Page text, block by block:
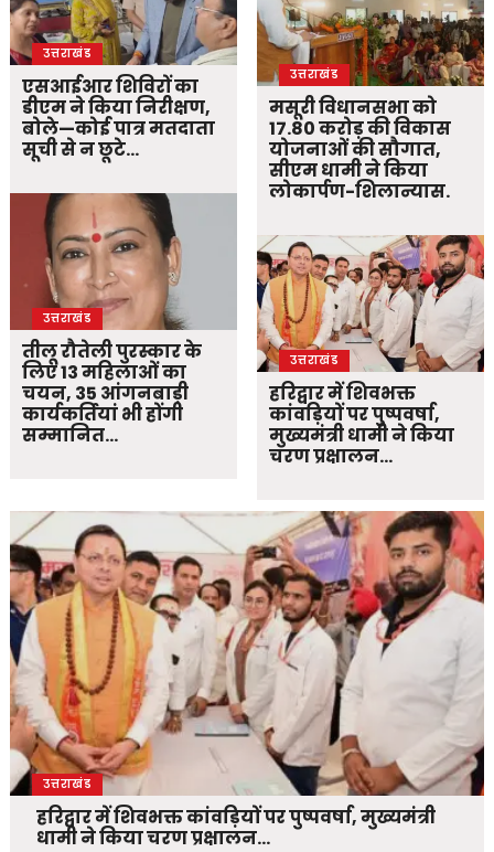
उत्तराखंड
एसआईआर शिविरों का
डीएम ने किया निरीक्षण,
बोले—कोई पात्र मतदाता
सूची से न छूटे…
उत्तराखंड
तीलू रौतेली पुरस्कार के
लिए 13 महिलाओं का
चयन, 35 आंगनबाड़ी
कार्यकर्तियां भी होंगी
सम्मानित…
उत्तराखंड
मसूरी विधानसभा को
17.80 करोड़ की विकास
योजनाओं की सौगात,
सीएम धामी ने किया
लोकार्पण-शिलान्यास.
उत्तराखंड
हरिद्वार में शिवभक्त
कांवड़ियों पर पुष्पवर्षा,
मुख्यमंत्री धामी ने किया
चरण प्रक्षालन…
उत्तराखंड
हरिद्वार में शिवभक्त कांवड़ियों पर पुष्पवर्षा, मुख्यमंत्री
धामी ने किया चरण प्रक्षालन…